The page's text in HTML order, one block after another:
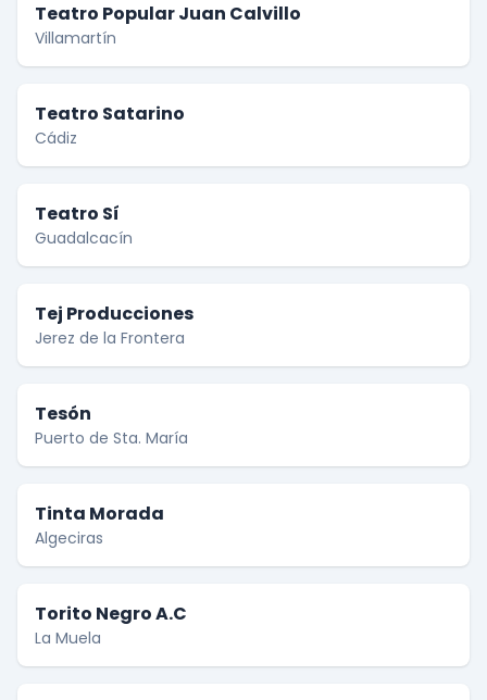
Teatro Popular Juan Calvillo
Villamartín
Teatro Satarino
Cádiz
Teatro Sí
Guadalcacín
Tej Producciones
Jerez de la Frontera
Tesón
Puerto de Sta. María
Tinta Morada
Algeciras
Torito Negro A.C
La Muela